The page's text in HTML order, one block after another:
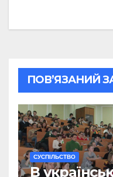
ПОВ’ЯЗАНИЙ
CУСПІЛЬСТВО
В